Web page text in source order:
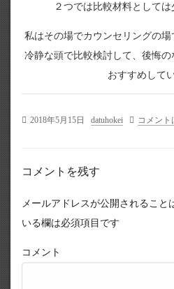
２つでは比較材料としては
私はその場でカウンセリングの
冷静な頭で比較検討して、後悔の
おすすめして
2018年5月15日 datuhokei コメント
コメントを残す
メールアドレスが公開されること
いる欄は必須項目です
コメント